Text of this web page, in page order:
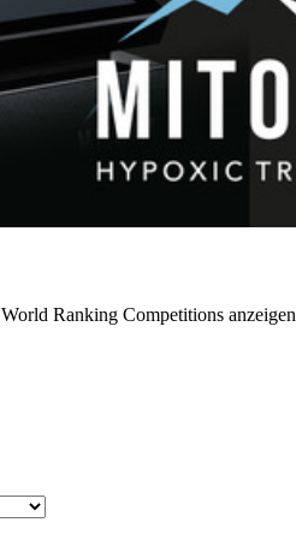
Ranking Competitions anzeigen